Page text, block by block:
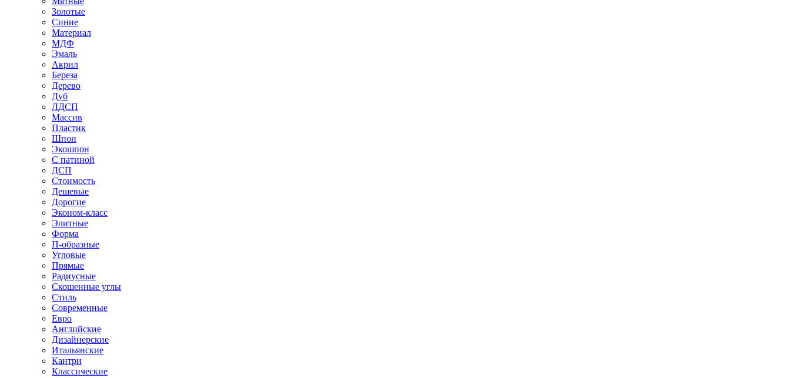
Золотые
Синие
Материал
МДФ
Эмаль
Акрил
Береза
Дерево
Дуб
ЛДСП
Массив
Пластик
Шпон
Экошпон
С патиной
ДСП
Стоимость
Дешевые
Дорогие
Эконом-класс
Элитные
Форма
П-образные
Угловые
Прямые
Радиусные
Скошенные углы
Стиль
Современные
Евро
Английские
Дизайнерские
Итальянские
Кантри
Классические